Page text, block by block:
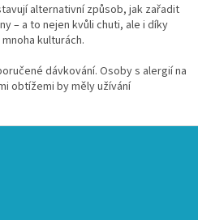
alternativní způsob, jak zařadit
– a to nejen kvůli chuti, ale i díky
kulturách.
dávkování. Osoby s alergií na
obtížemi by měly užívání